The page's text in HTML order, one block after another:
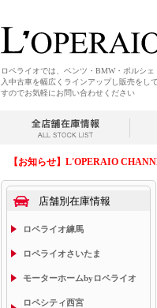
ロペライオでは、ベンツ・BMW・ポルシ
入中古車を幅広くラインアップし販売をし
すのでお気軽にお問い合わせください
【お知らせ】L'OPERAIO
店舗別在庫情報
ロペライオ練馬
ロペライオさいたま
モーターホームbyロペライオ
ロペシティ西宮